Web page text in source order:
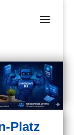
Platz